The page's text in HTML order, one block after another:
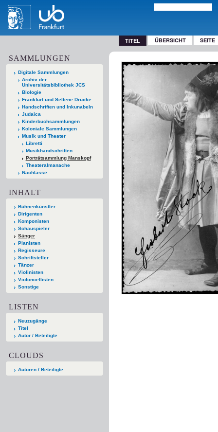
TITEL ÜBERSICHT SEITE
SAMMLUNGEN
Digitale Sammlungen
Archiv der
Universitätsbibliothek JCS
Biologie
Frankfurt und Seltene Drucke
Handschriften und Inkunabeln
Judaica
Kinderbuchsammlungen
Koloniale Sammlungen
Musik und Theater
Libretti
Musikhandschriften
Porträtsammlung Manskopf
Theateralmanache
Nachlässe
INHALT
Bühnenkünstler
Dirigenten
Komponisten
Schauspieler
Sänger
Pianisten
Regisseure
Schriftsteller
Tänzer
Violinisten
Violoncellisten
Sonstige
LISTEN
Neuzugänge
Titel
Autor / Beteiligte
CLOUDS
Autoren / Beteiligte